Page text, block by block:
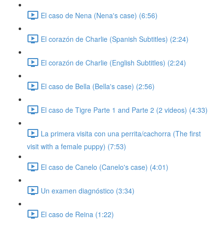
El caso de Nena (Nena's case) (6:56)
El corazón de Charlie (Spanish Subtitles) (2:24)
El corazón de Charlie (English Subtitles) (2:24)
El caso de Bella (Bella's case) (2:56)
El caso de Tigre Parte 1 and Parte 2 (2 videos) (4:33)
La primera visita con una perrita/cachorra (The first
visit with a female puppy) (7:53)
El caso de Canelo (Canelo's case) (4:01)
Un examen diagnóstico (3:34)
El caso de Reina (1:22)